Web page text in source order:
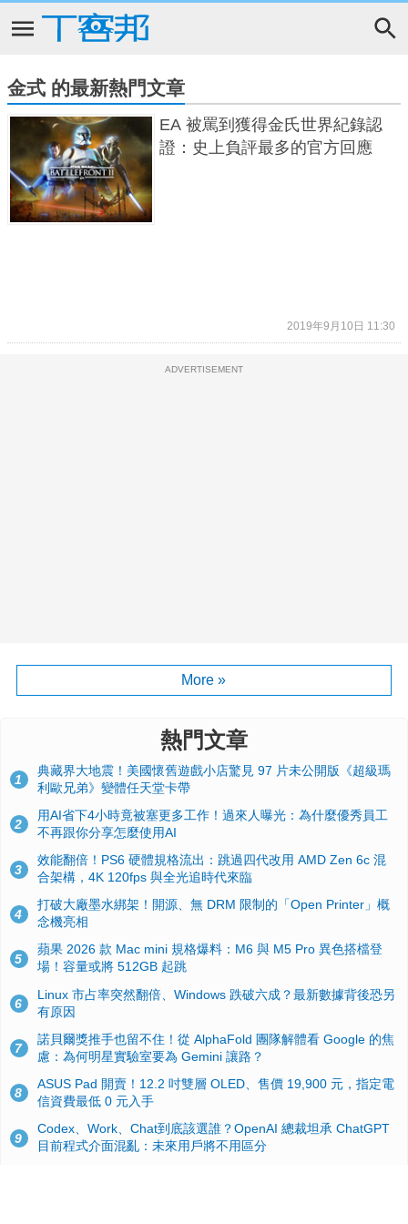
金式 的最新熱門文章
EA 被罵到獲得金氏世界紀錄認
證：史上負評最多的官方回應
2019年9月10日 11:30
ADVERTISEMENT
More »
熱門文章
1
典藏界大地震！美國懷舊遊戲小店驚見 97 片未公開版《超級瑪
利歐兄弟》變體任天堂卡帶
2
用AI省下4小時竟被塞更多工作！過來人曝光：為什麼優秀員工
不再跟你分享怎麼使用AI
3
效能翻倍！PS6 硬體規格流出：跳過四代改用 AMD Zen 6c 混
合架構，4K 120fps 與全光追時代來臨
4
打破大廠墨水綁架！開源、無 DRM 限制的「Open Printer」概
念機亮相
5
蘋果 2026 款 Mac mini 規格爆料：M6 與 M5 Pro 異色搭檔登
場！容量或將 512GB 起跳
6
Linux 市占率突然翻倍、Windows 跌破六成？最新數據背後恐另
有原因
7
諾貝爾獎推手也留不住！從 AlphaFold 團隊解體看 Google 的焦
慮：為何明星實驗室要為 Gemini 讓路？
8
ASUS Pad 開賣！12.2 吋雙層 OLED、售價 19,900 元，指定電
信資費最低 0 元入手
9
Codex、Work、Chat到底該選誰？OpenAI 總裁坦承 ChatGPT
目前程式介面混亂：未來用戶將不用區分